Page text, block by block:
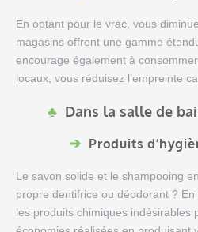
En optant pour le vrac, vous
magasins offrent une gamme
encourage également à
locaux, vous réduisez l’empreinte
Dans la salle de
Produits
Le savon solide et le shampooing
propre dentifrice ou déodorant ?
les produits chimiques indésirables